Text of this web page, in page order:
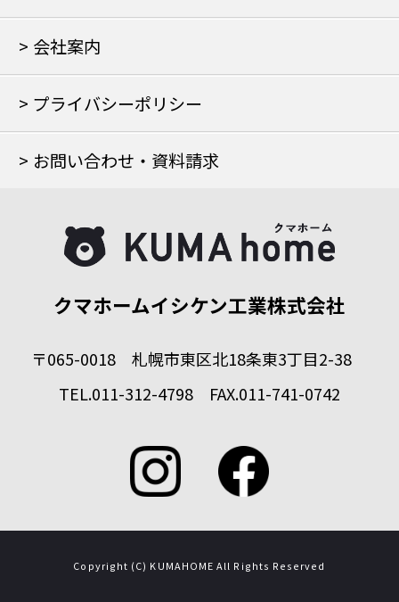
会社案内
プライバシーポリシー
お問い合わせ・資料請求
クマホームイシケン工業株式会社
〒065-0018 札幌市東区北18条東3丁目2-38
TEL.011-312-4798 FAX.011-741-0742
Copyright (C) KUMAHOME All Rights Reserved